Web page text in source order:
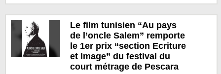
Le film tunisien “Au pays
de l’oncle Salem” remporte
le 1er prix “section Ecriture
et Image” du festival du
court métrage de Pescara